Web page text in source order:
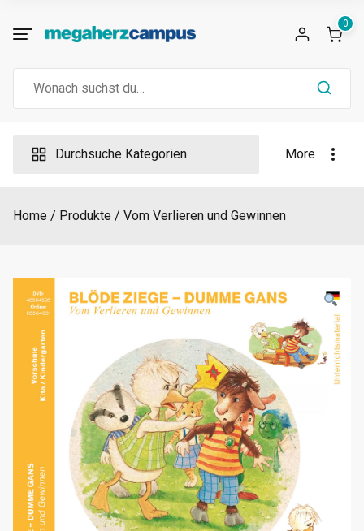
0
Durchsuche Kategorien More
Home Produkte Vom Verlieren und Gewinnen